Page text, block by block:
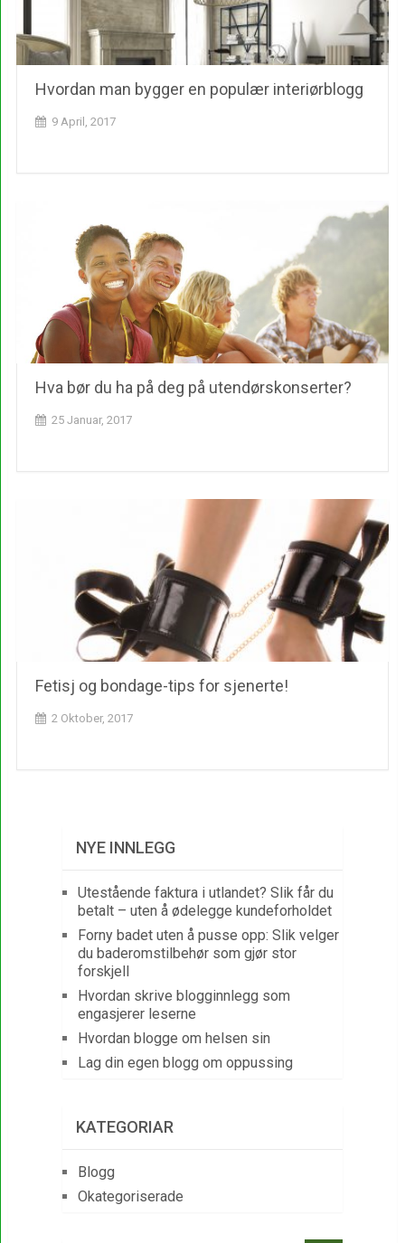
Hvordan man bygger en populær interiørblogg
9 April, 2017
Hva bør du ha på deg på utendørskonserter?
25 Januar, 2017
Fetisj og bondage-tips for sjenerte!
2 Oktober, 2017
NYE INNLEGG
Utestående faktura i utlandet? Slik får du
betalt – uten å ødelegge kundeforholdet
Forny badet uten å pusse opp: Slik velger
du baderomstilbehør som gjør stor
forskjell
Hvordan skrive blogginnlegg som
engasjerer leserne
Hvordan blogge om helsen sin
Lag din egen blogg om oppussing
KATEGORIAR
Blogg
Okategoriserade